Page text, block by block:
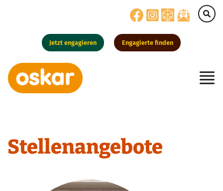
Jetzt engagieren Engagierte finden
Hauptnavigation
Stellenangebote